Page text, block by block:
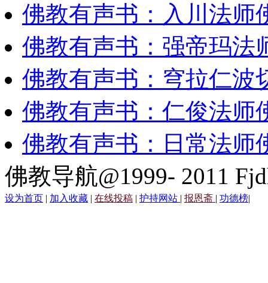
佛教有声书：入川法师
佛教有声书：强帝玛法
佛教有声书：穹拉仁波
佛教有声书：仁俊法师
佛教有声书：日常法师
佛教导航@1999- 2011
设为首页 | 加入收藏 | 在线投稿 | 护持网站 | 报恩斋 | 功德榜|